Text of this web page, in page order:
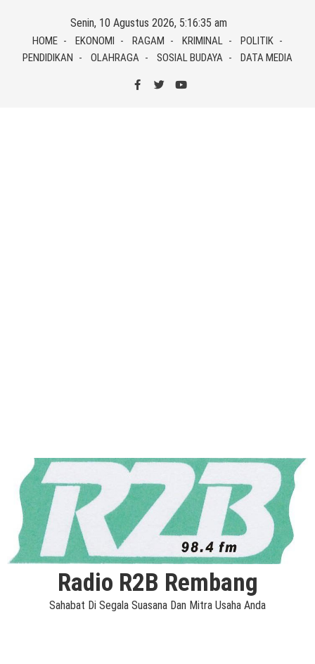
content
Senin, 10 Agustus 2026, 5:16:35 am
HOME EKONOMI RAGAM KRIMINAL
POLITIK
PENDIDIKAN
OLAHRAGA SOSIAL BUDAYA DATA MEDIA
Radio R2B Rembang
Sahabat Di Segala Suasana Dan Mitra Usaha Anda